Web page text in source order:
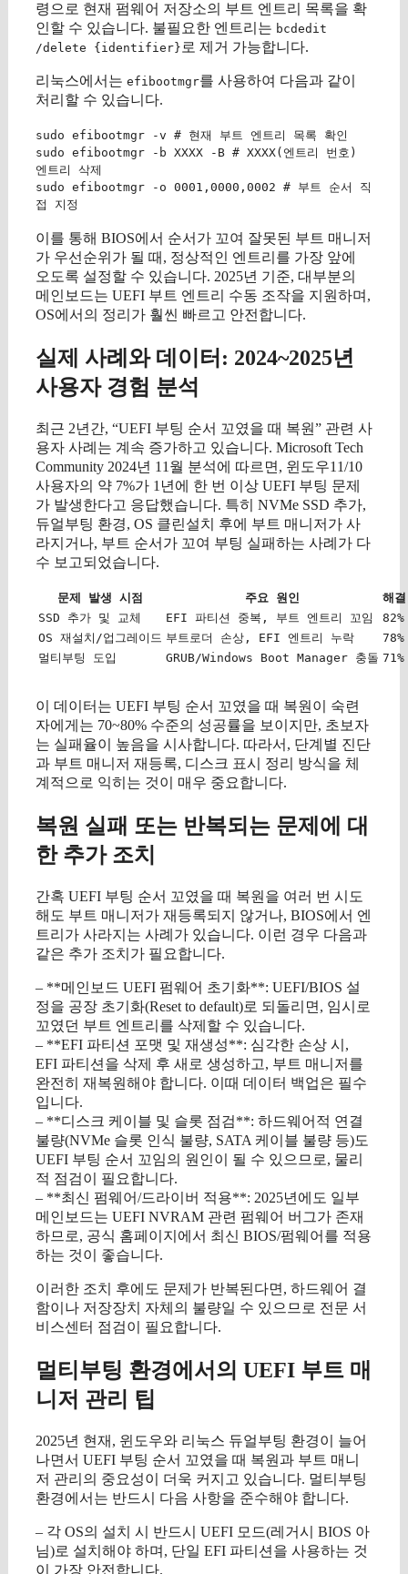
령으로 현재 펌웨어 저장소의 부트 엔트리 목록을 확
인할 수 있습니다. 불필요한 엔트리는 bcdedit
/delete {identifier} 로 제거 가능합니다.
리눅스에서는 efibootmgr를 사용하여 다음과 같이
처리할 수 있습니다.
sudo efibootmgr -v # 현재 부트 엔트리 목록 확인
sudo efibootmgr -b XXXX -B # XXXX(엔트리 번호)
엔트리 삭제
sudo efibootmgr -o 0001,0000,0002 # 부트 순서 직
접 지정
이를 통해 BIOS에서 순서가 꼬여 잘못된 부트 매니저
가 우선순위가 될 때, 정상적인 엔트리를 가장 앞에
오도록 설정할 수 있습니다. 2025년 기준, 대부분의
메인보드는 UEFI 부트 엔트리 수동 조작을 지원하며,
OS에서의 정리가 훨씬 빠르고 안전합니다.
실제 사례와 데이터: 2024~2025년
사용자 경험 분석
최근 2년간, “UEFI 부팅 순서 꼬였을 때 복원” 관련 사
용자 사례는 계속 증가하고 있습니다. Microsoft Tech
Community 2024년 11월 분석에 따르면, 윈도우11/10
사용자의 약 7%가 1년에 한 번 이상 UEFI 부팅 문제
가 발생한다고 응답했습니다. 특히 NVMe SSD 추가,
듀얼부팅 환경, OS 클린설치 후에 부트 매니저가 사
라지거나, 부트 순서가 꼬여 부팅 실패하는 사례가 다
수 보고되었습니다.
문제 발생 시점 주요 원인
해
SSD 추가 및 교체
EFI 파티션 중복, 부트 엔트리 꼬임
82%
OS 재설치/업그레이드 부트로더 손상, EFI 엔트리 누락
78%
멀티부팅 도입
GRUB/Windows Boot Manager 충돌 71%
이 데이터는 UEFI 부팅 순서 꼬였을 때 복원이 숙련
자에게는 70~80% 수준의 성공률을 보이지만, 초보자
는 실패율이 높음을 시사합니다. 따라서, 단계별 진단
과 부트 매니저 재등록, 디스크 표시 정리 방식을 체
계적으로 익히는 것이 매우 중요합니다.
복원 실패 또는 반복되는 문제에 대
한 추가 조치
간혹 UEFI 부팅 순서 꼬였을 때 복원을 여러 번 시도
해도 부트 매니저가 재등록되지 않거나, BIOS에서 엔
트리가 사라지는 사례가 있습니다. 이런 경우 다음과
같은 추가 조치가 필요합니다.
– **메인보드 UEFI 펌웨어 초기화**: UEFI/BIOS 설
정을 공장 초기화(Reset to default)로 되돌리면, 임시로
꼬였던 부트 엔트리를 삭제할 수 있습니다.
– **EFI 파티션 포맷 및 재생성**: 심각한 손상 시,
EFI 파티션을 삭제 후 새로 생성하고, 부트 매니저를
완전히 재복원해야 합니다. 이때 데이터 백업은 필수
입니다.
– **디스크 케이블 및 슬롯 점검**: 하드웨어적 연결
불량(NVMe 슬롯 인식 불량, SATA 케이블 불량 등)도
UEFI 부팅 순서 꼬임의 원인이 될 수 있으므로, 물리
적 점검이 필요합니다.
– **최신 펌웨어/드라이버 적용**: 2025년에도 일부
메인보드는 UEFI NVRAM 관련 펌웨어 버그가 존재
하므로, 공식 홈페이지에서 최신 BIOS/펌웨어를 적용
하는 것이 좋습니다.
이러한 조치 후에도 문제가 반복된다면, 하드웨어 결
함이나 저장장치 자체의 불량일 수 있으므로 전문 서
비스센터 점검이 필요합니다.
멀티부팅 환경에서의 UEFI 부트 매
니저 관리 팁
2025년 현재, 윈도우와 리눅스 듀얼부팅 환경이 늘어
나면서 UEFI 부팅 순서 꼬였을 때 복원과 부트 매니
저 관리의 중요성이 더욱 커지고 있습니다. 멀티부팅
환경에서는 반드시 다음 사항을 준수해야 합니다.
– 각 OS의 설치 시 반드시 UEFI 모드(레거시 BIOS 아
님)로 설치해야 하며, 단일 EFI 파티션을 사용하는 것
이 가장 안전합니다.